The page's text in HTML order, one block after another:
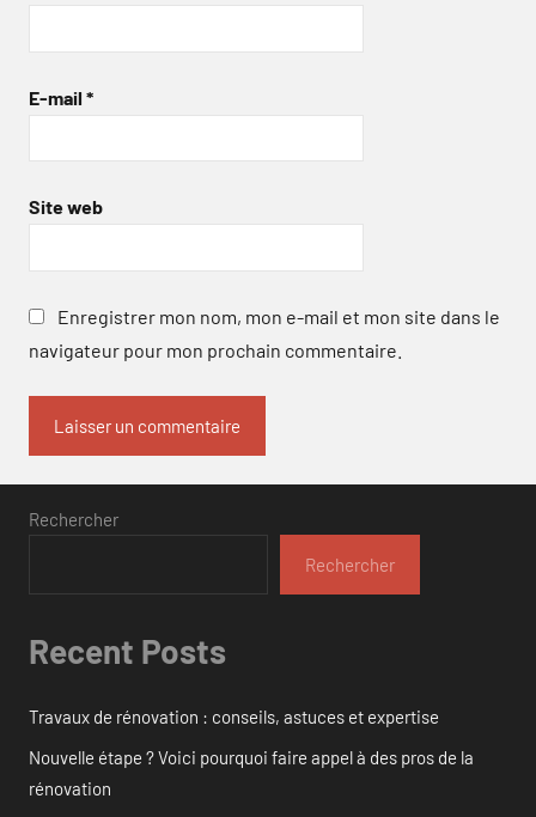
E-mail *
Site web
Enregistrer mon nom, mon e-mail et mon site dans le
navigateur pour mon prochain commentaire.
Rechercher
Rechercher
Recent Posts
Travaux de rénovation : conseils, astuces et expertise
Nouvelle étape ? Voici pourquoi faire appel à des pros de la
rénovation